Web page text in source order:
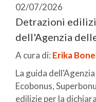
02/07/2026
Detrazioni
dell'Agenzia
A cura di: Erika
La guida
Ecobonus,
edilizie per la